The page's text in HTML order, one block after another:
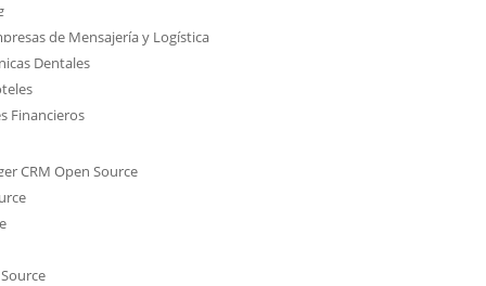
de Mensajería y Logística
Dentales
Financieros
CRM Open Source